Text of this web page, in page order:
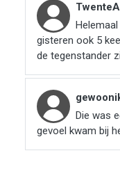
gisteren ook 5
de tegenstander
Die was
gevoel kwam bij